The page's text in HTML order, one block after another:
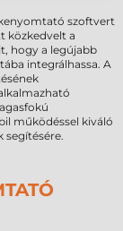
szoftvert
közkedvelt a
hogy a legújabb
integrálhassa. A
működéssel kiváló
segítésére.